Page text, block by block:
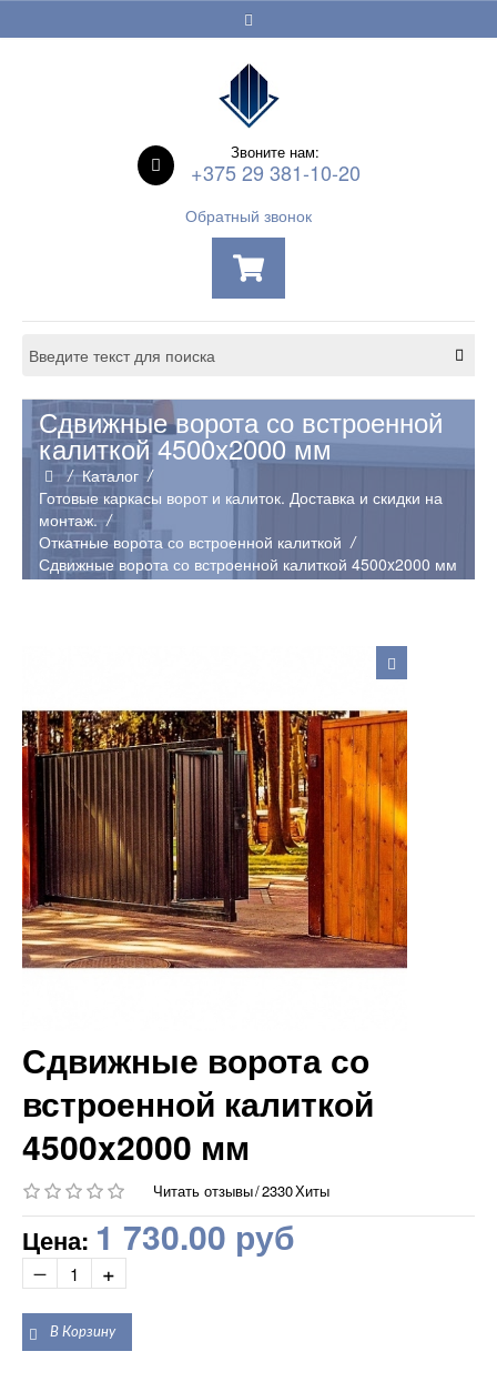
Звоните нам:
+375 29 381-10-20
Обратный звонок
Сдвижные ворота со встроенной
калиткой 4500x2000 мм
Каталог
Готовые каркасы ворот и калиток. Доставка и скидки на
монтаж.
Откатные ворота со встроенной калиткой
Сдвижные ворота со встроенной калиткой 4500x2000 мм
Сдвижные ворота со
встроенной калиткой
4500x2000 мм
Читать отзывы/2330Хиты
Цена: 1 730.00 руб